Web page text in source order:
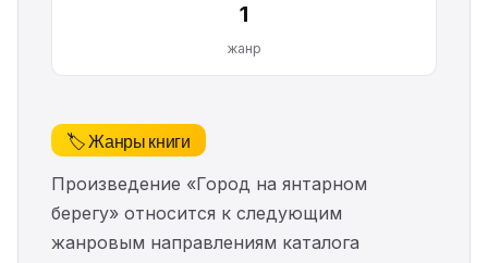
1
жанр
🏷️ Жанры книги
Произведение «Город на янтарном
берегу» относится к следующим
жанровым направлениям каталога